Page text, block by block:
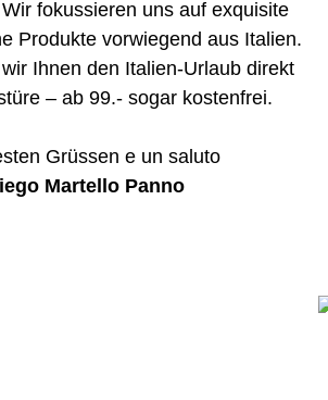
fokussieren uns auf exquisite
Produkte vorwiegend aus Italien.
Ihnen den Italien-Urlaub direkt
– ab 99.- sogar kostenfrei.
Grüssen e un saluto
Martello Panno